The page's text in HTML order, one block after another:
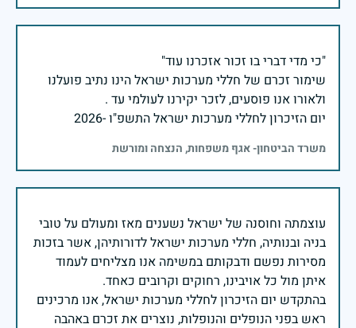
שימור זכרם של חללי מערכות ישראל הינו נתיב פועלנו
יום הזיכרון לחללי מערכות ישראל התשפ"ו -2026
משרד הביטחון- אגף משפחות, הנצחה ומורשת
עוצמתה וחוסנה של ישראל נשענים מאז ומעולם על טובי
בניה ובנותיה, חללי מערכות ישראל לדורותיהן, אשר בזכות
מסירות נפשם ודבקותם במשימה אנו מצליחים לעמוד
בהתקדש יום הזיכרון לחללי מערכות ישראל, אנו מרכינים
ראש בפני הנופלים והנופלות, נוצרים את זכרם באהבה